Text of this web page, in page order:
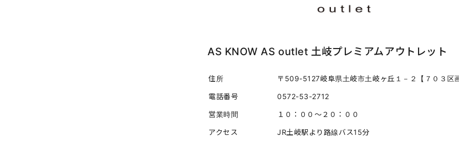
AS KNOW AS outlet 土岐プレミアムアウトレット
住所 〒509-5127岐阜県土岐市土岐ヶ丘１－２【７０３区
電話番号 0572-53-2712
営業時間 １０：００～２０：００
アクセス JR土岐駅より路線バス15分